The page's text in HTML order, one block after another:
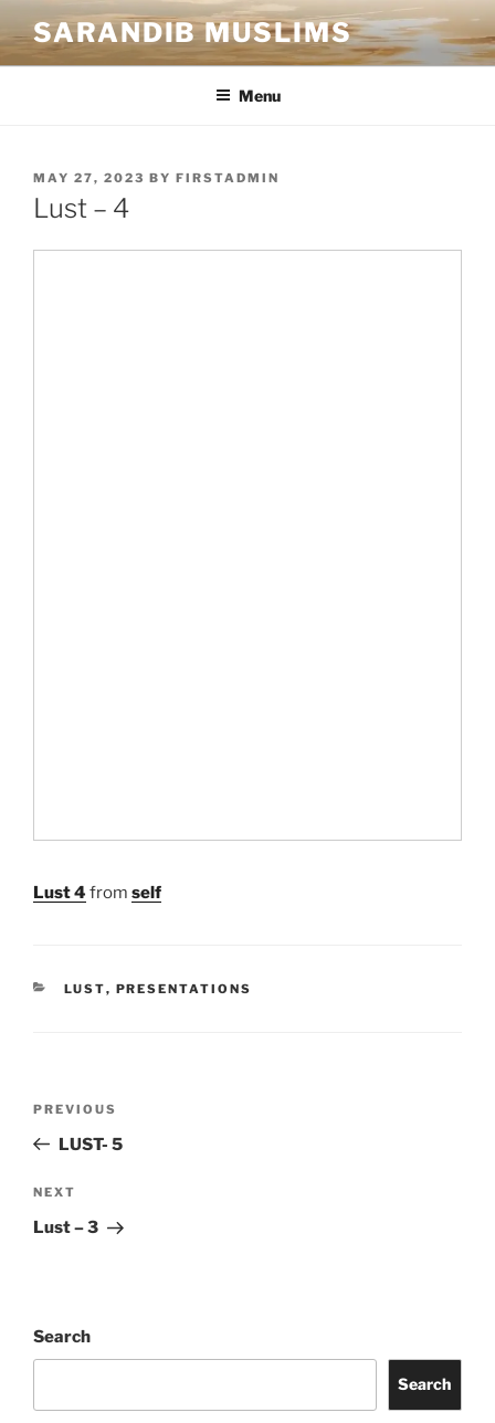
SARANDIB MUSLIMS
Menu
MAY 27, 2023 BY FIRSTADMIN
Lust – 4
Lust 4 from self
LUST, PRESENTATIONS
PREVIOUS
LUST- 5
NEXT
Lust – 3
Search
Search